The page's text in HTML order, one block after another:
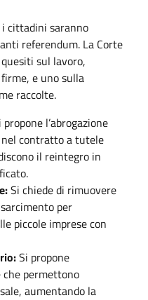
i cittadini saranno
referendum. La Corte
sul lavoro,
e uno sulla
raccolte.
propone l’abrogazione
contratto a tutele
il reintegro in
Si chiede di rimuovere
per
piccole imprese con
Si propone
che permettono
aumentando la